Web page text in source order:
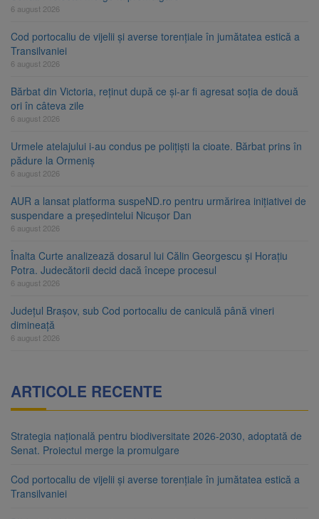
6 august 2026
Cod portocaliu de vijelii și averse torențiale în jumătatea estică a
Transilvaniei
6 august 2026
Bărbat din Victoria, reținut după ce și-ar fi agresat soția de două
ori în câteva zile
6 august 2026
Urmele atelajului i-au condus pe polițiști la cioate. Bărbat prins în
pădure la Ormeniș
6 august 2026
AUR a lansat platforma suspeND.ro pentru urmărirea inițiativei de
suspendare a președintelui Nicușor Dan
6 august 2026
Înalta Curte analizează dosarul lui Călin Georgescu și Horațiu
Potra. Judecătorii decid dacă începe procesul
6 august 2026
Județul Brașov, sub Cod portocaliu de caniculă până vineri
dimineață
6 august 2026
ARTICOLE RECENTE
Strategia națională pentru biodiversitate 2026-2030, adoptată de
Senat. Proiectul merge la promulgare
Cod portocaliu de vijelii și averse torențiale în jumătatea estică a
Transilvaniei